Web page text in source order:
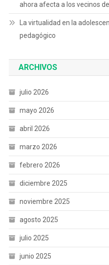
ahora afecta a los vecinos
La virtualidad en la
pedagógico
ARCHIVOS
julio 2026
mayo 2026
abril 2026
marzo 2026
febrero 2026
diciembre 2025
noviembre 2025
agosto 2025
julio 2025
junio 2025